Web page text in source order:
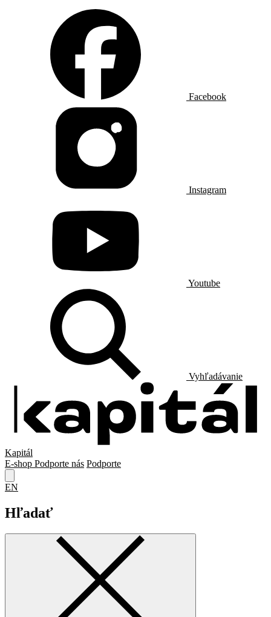
Facebook
Instagram
Youtube
Vyhľadávanie
Kapitál
E-shop Podporte nás Podporte
EN
Hľadať